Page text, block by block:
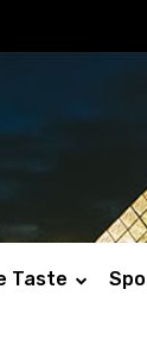
Taste